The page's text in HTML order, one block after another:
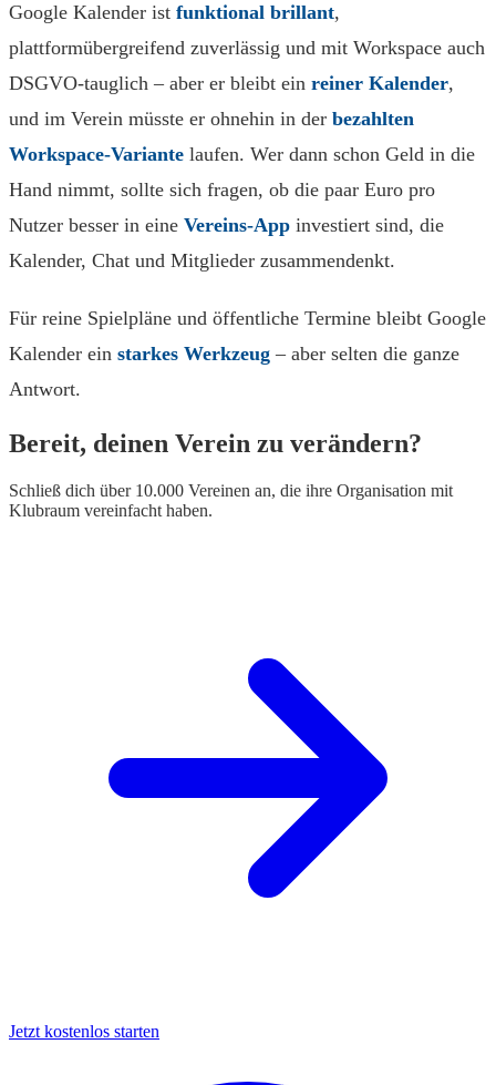
Google Kalender ist funktional brillant,
plattformübergreifend zuverlässig und mit Workspace auch
DSGVO-tauglich – aber er bleibt ein reiner Kalender,
und im Verein müsste er ohnehin in der bezahlten
Workspace-Variante laufen. Wer dann schon Geld in die
Hand nimmt, sollte sich fragen, ob die paar Euro pro
Nutzer besser in eine Vereins-App investiert sind, die
Kalender, Chat und Mitglieder zusammendenkt.
Für reine Spielpläne und öffentliche Termine bleibt Google
Kalender ein starkes Werkzeug – aber selten die ganze
Antwort.
Bereit, deinen Verein zu verändern?
Schließ dich über 10.000 Vereinen an, die ihre Organisation mit
Klubraum vereinfacht haben.
Jetzt kostenlos starten